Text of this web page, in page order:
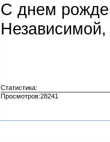
С днем
Статистика:
Просмотров:28241